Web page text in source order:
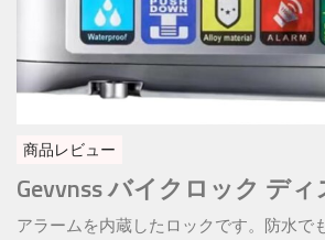
商品レビュー
Gevvnss バイクロック デ
アラームを内蔵したロックです。防水で